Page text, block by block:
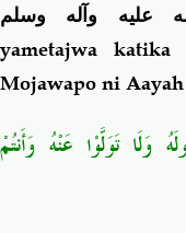
عليه وآله وسلم
yametajwa
Mojawapo ni
وَلَا تَوَلَّوْا عَنْهُ وَأَنتُمْ